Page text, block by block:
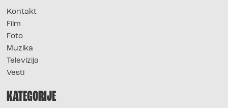
Kontakt
Film
Foto
Muzika
Televizija
Vesti
KATEGORIJE